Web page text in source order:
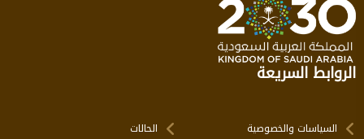
الروابط السريعة
السياسات والخصوصية
الحالات